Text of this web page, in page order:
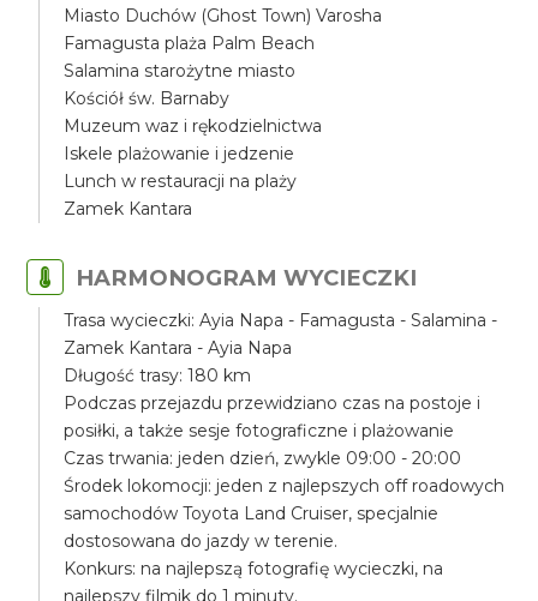
Miasto Duchów (Ghost Town) Varosha
Famagusta plaża Palm Beach
Salamina starożytne miasto
Kościół św. Barnaby
Muzeum waz i rękodzielnictwa
Iskele plażowanie i jedzenie
Lunch w restauracji na plaży
Zamek Kantara
HARMONOGRAM WYCIECZKI
Trasa wycieczki: Ayia Napa - Famagusta - Salamina -
Zamek Kantara - Ayia Napa
Długość trasy: 180 km
Podczas przejazdu przewidziano czas na postoje i
posiłki, a także sesje fotograficzne i plażowanie
Czas trwania: jeden dzień, zwykle 09:00 - 20:00
Środek lokomocji: jeden z najlepszych off roadowych
samochodów Toyota Land Cruiser, specjalnie
dostosowana do jazdy w terenie.
Konkurs: na najlepszą fotografię wycieczki, na
najlepszy filmik do 1 minuty.